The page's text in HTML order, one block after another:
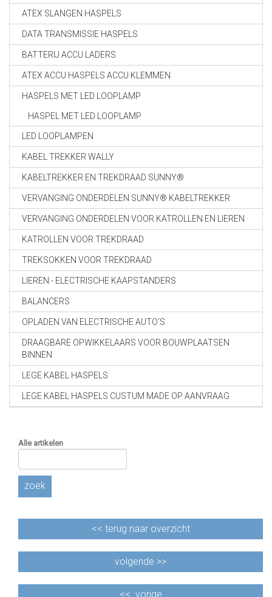
ATEX SLANGEN HASPELS
DATA TRANSMISSIE HASPELS
BATTERIJ ACCU LADERS
ATEX ACCU HASPELS ACCU KLEMMEN
HASPELS MET LED LOOPLAMP
HASPEL MET LED LOOPLAMP
LED LOOPLAMPEN
KABEL TREKKER WALLY
KABELTREKKER EN TREKDRAAD SUNNY®
VERVANGING ONDERDELEN SUNNY® KABELTREKKER
VERVANGING ONDERDELEN VOOR KATROLLEN EN LIEREN
KATROLLEN VOOR TREKDRAAD
TREKSOKKEN VOOR TREKDRAAD
LIEREN - ELECTRISCHE KAAPSTANDERS
BALANCERS
OPLADEN VAN ELECTRISCHE AUTO'S
DRAAGBARE OPWIKKELAARS VOOR BOUWPLAATSEN
BINNEN
LEGE KABEL HASPELS
LEGE KABEL HASPELS CUSTUM MADE OP AANVRAAG
Alle artikelen
zoek
<< terug naar overzicht
volgende >>
<< vorige